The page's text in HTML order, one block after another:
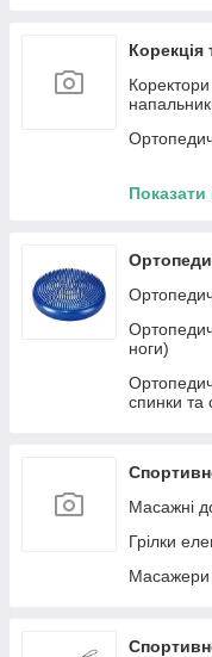
Вальгусні
Дитячі
Бандажі
родові)
Шейні
Шини для
Корекція
Показати
ноги)
спинки та
Масажні
Грілки
Масажери